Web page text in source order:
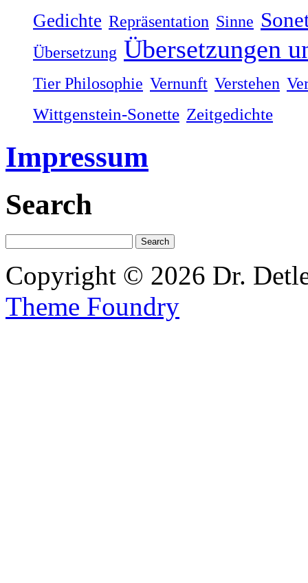
Gedichte Repräsentation Sinne
Übersetzung Übersetzungen
Tier Philosophie Vernunft Verstehen
Wittgenstein-Sonette Zeitgedichte
Impressum
Search
Copyright © 2026 Dr.
Theme Foundry